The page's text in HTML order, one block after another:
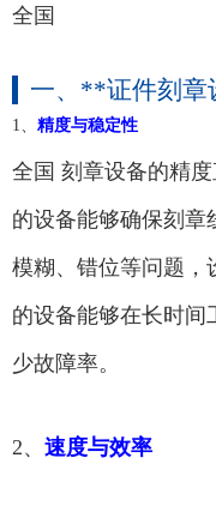
全国
一、**证件刻章
1、 精度与稳定性
全国 刻章设备的精
的设备能够确保刻章
模糊、错位等问题，
的设备能够在长时间
少故障率。
2、 速度与效率